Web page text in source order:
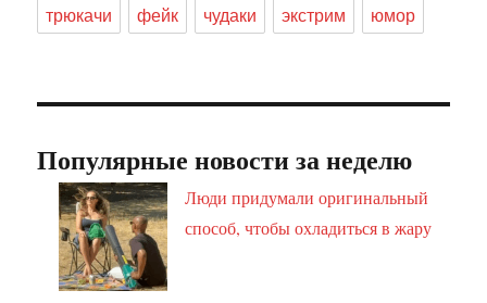
трюкачи
фейк чудаки экстрим юмор
Популярные новости за неделю
Люди придумали оригинальный
способ, чтобы охладиться в жару